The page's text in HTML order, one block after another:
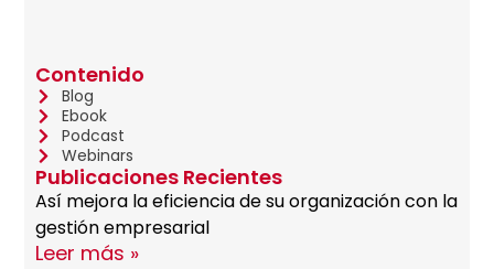
Contenido
Blog
Ebook
Podcast
Webinars
Publicaciones Recientes
Así mejora la eficiencia de su organización con la
gestión empresarial
Leer más »